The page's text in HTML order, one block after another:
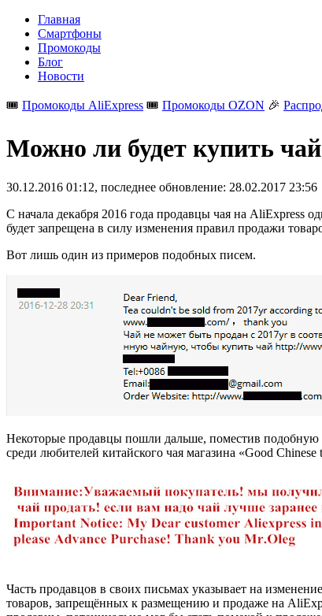
Главная
Смартфоны
Промокоды
Блог
Новости
🎟️ Промокоды AliExpress 🎟️ Промокоды OZON 🎉
Можно ли будет купить
30.12.2016 01:12, последнее обновление: 28.02.2017 23:56
С начала декабря 2016 года продавцы чая на AliExpress
будет запрещена в силу изменения правил продажи
Вот лишь один из примеров подобных писем.
Некоторые продавцы пошли дальше, поместив подобную
среди любителей китайского чая магазина «Good Chinese
Часть продавцов в своих письмах указывает на
товаров, запрещённых к размещению и продаже на